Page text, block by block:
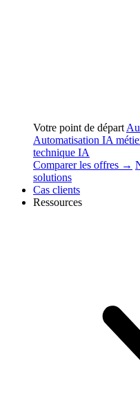
Votre point de départ
Automatisation IA
technique IA
Comparer les offres →
solutions
Cas clients
Ressources